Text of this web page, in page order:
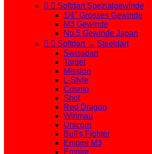
  Softdart Spezialgewinde
1/4" Grosses Gewinde
M3 Gewinde
No.5 Gewinde Japan
  Softdart → Steeldart
Swissdart
Target
Mission
L-Style
Cosmo
Shot
Red Dragon
Winmau
Unicorn
Bull's Fighter
Empire M3
Empire